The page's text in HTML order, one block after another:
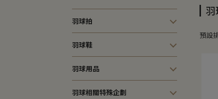
羽球拍
羽球鞋
羽球用品
羽球相關特殊企劃
預設